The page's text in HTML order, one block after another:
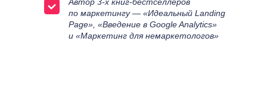
по маркетингу — «Идеальный Landing
Page», «Введение в Google Analytics»
и «Маркетинг для немаркетологов»